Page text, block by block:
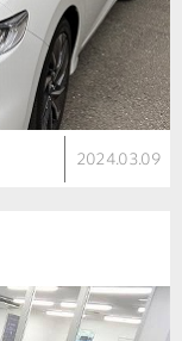
2024.03.09